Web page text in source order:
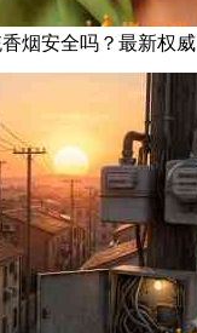
烟安全吗？最新权威